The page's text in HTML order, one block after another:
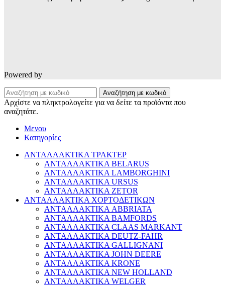
Powered by
Αναζήτηση με κωδικό
Αρχίστε να πληκτρολογείτε για να δείτε τα προϊόντα που
αναζητάτε.
Μενου
Κατηγορίες
ΑΝΤΑΛΛΑΚΤΙΚΑ ΤΡΑΚΤΕΡ
ΑΝΤΑΛΛΑΚΤΙΚΑ BELARUS
ΑΝΤΑΛΛΑΚΤΙΚΑ LAMBORGHINI
ΑΝΤΑΛΛΑΚΤΙΚΑ URSUS
ΑΝΤΑΛΛΑΚΤΙΚΑ ZETOR
ΑΝΤΑΛΛΑΚΤΙΚΑ ΧΟΡΤΟΔΕΤΙΚΩΝ
ΑΝΤΑΛΛΑΚΤΙΚΑ ABBRIATA
ΑΝΤΑΛΛΑΚΤΙΚΑ BAMFORDS
ΑΝΤΑΛΛΑΚΤΙΚΑ CLAAS MARKANT
ΑΝΤΑΛΛΑΚΤΙΚΑ DEUTZ-FAHR
ΑΝΤΑΛΛΑΚΤΙΚΑ GALLIGNANI
ΑΝΤΑΛΛΑΚΤΙΚΑ JOHN DEERE
ΑΝΤΑΛΛΑΚΤΙΚΑ KRONE
ΑΝΤΑΛΛΑΚΤΙΚΑ NEW HOLLAND
ΑΝΤΑΛΛΑΚΤΙΚΑ WELGER